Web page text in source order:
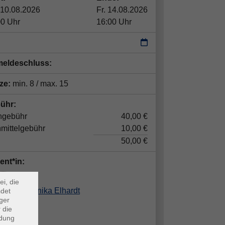
Uhr
Fr. 14.08.2026
16:00 Uhr
min. 8 / max. 15
40,00 €
10,00 €
50,00 €
Veronika Elhardt
Elhardt
die
die